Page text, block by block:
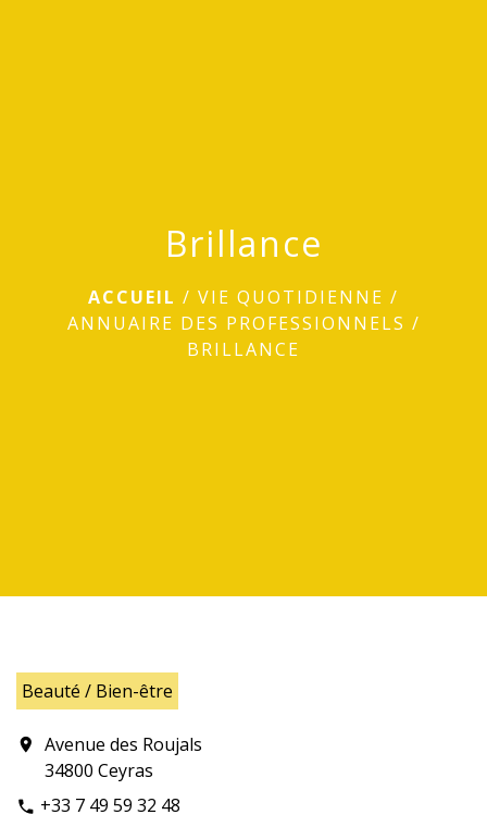
Brillance
ACCUEIL / VIE QUOTIDIENNE /
ANNUAIRE DES PROFESSIONNELS /
BRILLANCE
Beauté / Bien-être
location_on
Avenue des Roujals
34800 Ceyras
phone +33 7 49 59 32 48